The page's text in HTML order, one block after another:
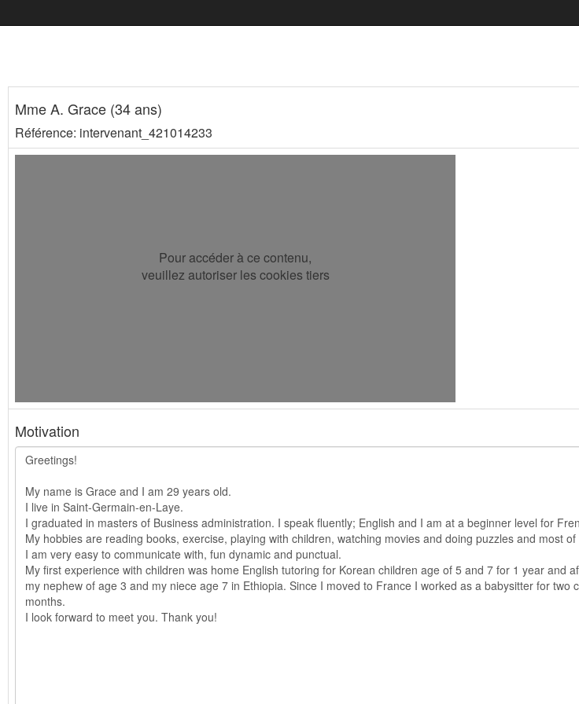
Mme A. Grace (34 ans)
Référence: intervenant_421014233
Pour accéder à ce contenu,
veuillez autoriser les cookies tiers
Motivation